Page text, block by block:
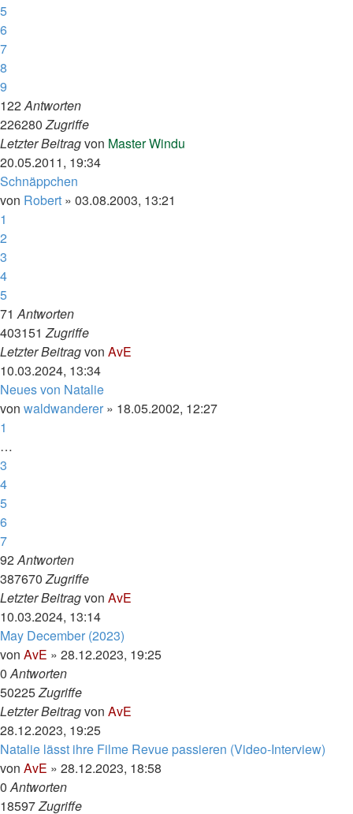
5
6
7
8
9
122Antworten
226280Zugriffe
Letzter Beitragvon Master Windu
20.05.2011, 19:34
Schnäppchen
von Robert » 03.08.2003, 13:21
1
2
3
4
5
71Antworten
403151Zugriffe
Letzter Beitragvon AvE
10.03.2024, 13:34
Neues von Natalie
von waldwanderer » 18.05.2002, 12:27
1
…
3
4
5
6
7
92Antworten
387670Zugriffe
Letzter Beitragvon AvE
10.03.2024, 13:14
May December (2023)
von AvE » 28.12.2023, 19:25
0Antworten
50225Zugriffe
Letzter Beitragvon AvE
28.12.2023, 19:25
Natalie lässt ihre Filme Revue passieren (Video-Interview)
von AvE » 28.12.2023, 18:58
0Antworten
18597Zugriffe